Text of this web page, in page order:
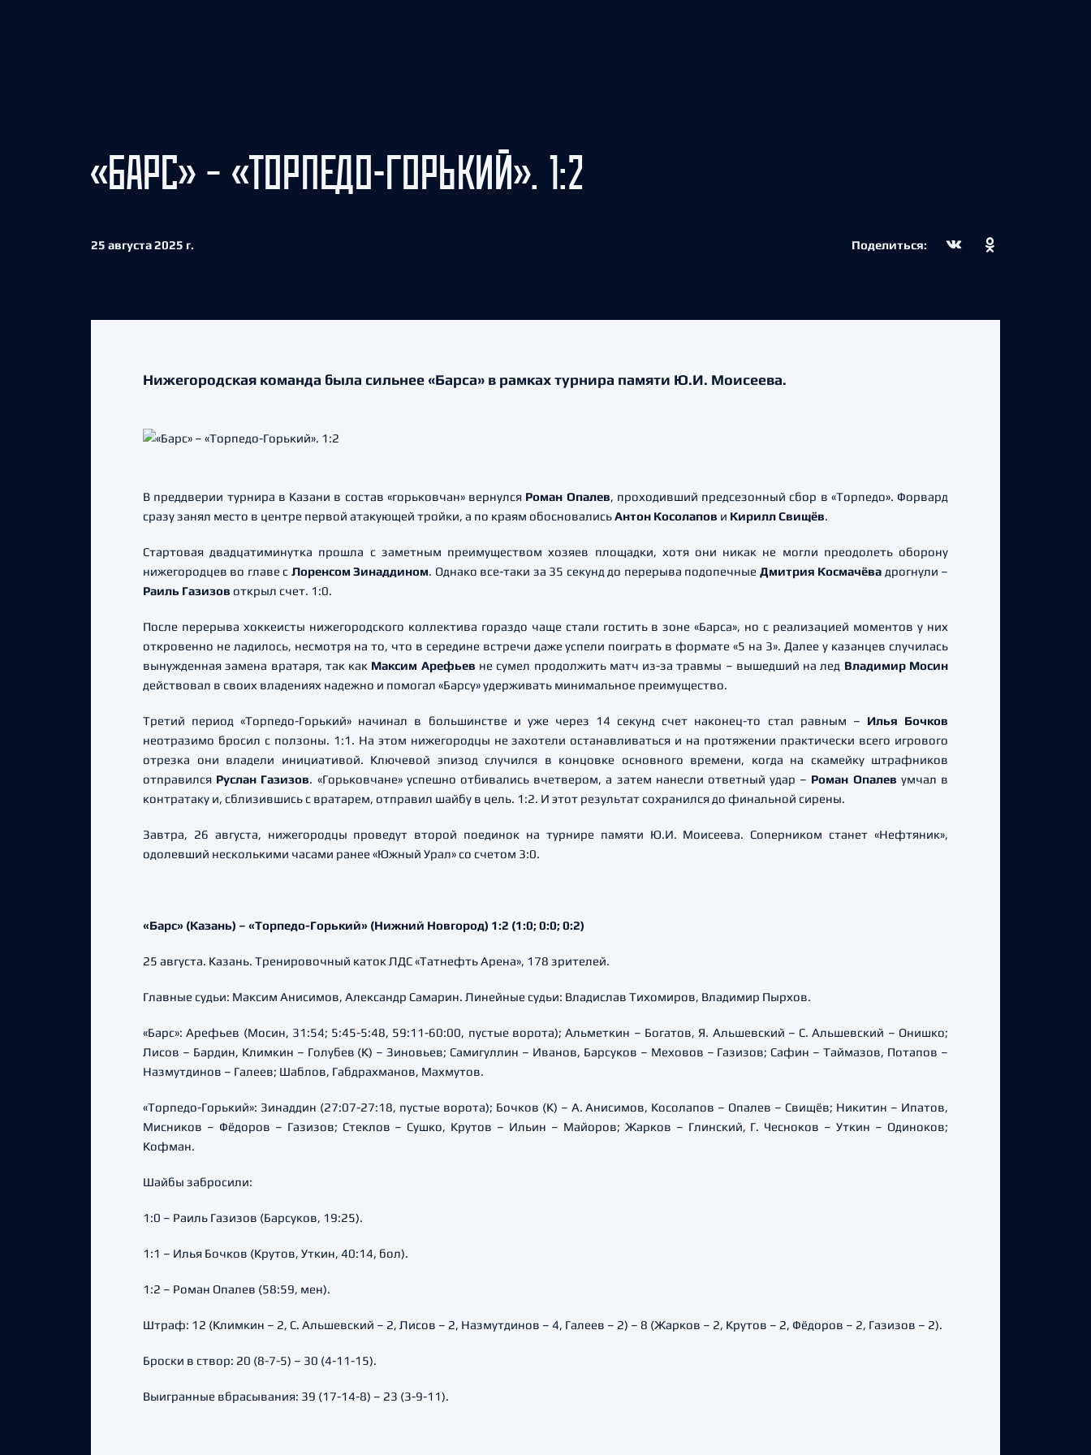
«БАРС» – «ТОРПЕДО-ГОРЬКИЙ». 1:2
25 августа 2025 г. Поделиться:
Нижегородская команда была сильнее «Барса» в рамках турнира памяти Ю.И. Моисеева.
В преддверии турнира в Казани в состав «горьковчан» вернулся Роман Опалев, проходивший предсезонный сбор в «Торпедо». Форвард
сразу занял место в центре первой атакующей тройки, а по краям обосновалисьАнтон Косолапов и Кирилл Свищёв.
Стартовая двадцатиминутка прошла с заметным преимуществом хозяев площадки, хотя они никак не могли преодолеть оборону
нижегородцев во главе с Лоренсом Зинаддином. Однако все-таки за 35 секунд до перерыва подопечные Дмитрия Космачёва дрогнули –
Раиль Газизов открыл счет. 1:0.
После перерыва хоккеисты нижегородского коллектива гораздо чаще стали гостить в зоне «Барса», но с реализацией моментов у них
откровенно не ладилось, несмотря на то, что в середине встречи даже успели поиграть в формате «5 на 3». Далее у казанцев случилась
вынужденная замена вратаря, так как Максим Арефьев не сумел продолжить матч из-за травмы – вышедший на лед Владимир Мосин
действовал в своих владениях надежно и помогал «Барсу» удерживать минимальное преимущество.
Третий период «Торпедо-Горький» начинал в большинстве и уже через 14 секунд счет наконец-то стал равным – Илья Бочков
неотразимо бросил с ползоны. 1:1. На этом нижегородцы не захотели останавливаться и на протяжении практически всего игрового
отрезка они владели инициативой. Ключевой эпизод случился в концовке основного времени, когда на скамейку штрафников
отправился Руслан Газизов. «Горьковчане» успешно отбивались вчетвером, а затем нанесли ответный удар – Роман Опалев умчал в
контратаку и, сблизившись с вратарем, отправил шайбу в цель. 1:2. И этот результат сохранился до финальной сирены.
Завтра, 26 августа, нижегородцы проведут второй поединок на турнире памяти Ю.И. Моисеева. Соперником станет «Нефтяник»,
одолевший несколькими часами ранее «Южный Урал» со счетом 3:0.
«Барс» (Казань) – «Торпедо-Горький» (Нижний Новгород) 1:2 (1:0; 0:0; 0:2)
25 августа. Казань. Тренировочный каток ЛДС «Татнефть Арена», 178 зрителей.
Главные судьи: Максим Анисимов, Александр Самарин. Линейные судьи: Владислав Тихомиров, Владимир Пырхов.
«Барс»: Арефьев (Мосин, 31:54; 5:45-5:48, 59:11-60:00, пустые ворота); Альметкин – Богатов, Я. Альшевский – С. Альшевский – Онишко;
Лисов – Бардин, Климкин – Голубев (К) – Зиновьев; Самигуллин – Иванов, Барсуков – Меховов – Газизов; Сафин – Таймазов, Потапов –
Назмутдинов – Галеев; Шаблов, Габдрахманов, Махмутов.
«Торпедо-Горький»: Зинаддин (27:07-27:18, пустые ворота); Бочков (К) – А. Анисимов, Косолапов – Опалев – Свищёв; Никитин – Ипатов,
Мисников – Фёдоров – Газизов; Стеклов – Сушко, Крутов – Ильин – Майоров; Жарков – Глинский, Г. Чесноков – Уткин – Одиноков;
Кофман.
Шайбы забросили:
1:0 – Раиль Газизов (Барсуков, 19:25).
1:1 – Илья Бочков (Крутов, Уткин, 40:14, бол).
1:2 – Роман Опалев (58:59, мен).
Штраф: 12 (Климкин – 2, С. Альшевский – 2, Лисов – 2, Назмутдинов – 4, Галеев – 2) – 8 (Жарков – 2, Крутов – 2, Фёдоров – 2, Газизов – 2).
Броски в створ: 20 (8-7-5) – 30 (4-11-15).
Выигранные вбрасывания: 39 (17-14-8) – 23 (3-9-11).